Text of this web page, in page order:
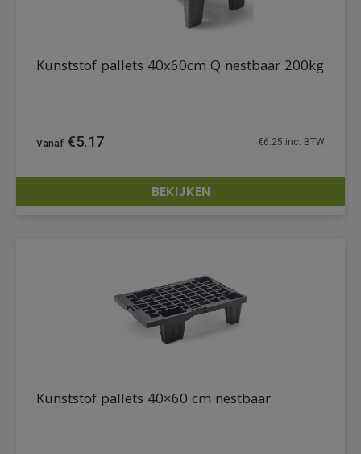
DETAILS
Kunststof pallets 40x60cm Q nestbaar 200kg
€5.17 €6.25 inc. BTW
BEKIJKEN
Kunststof pallets 40×60 cm nestbaar